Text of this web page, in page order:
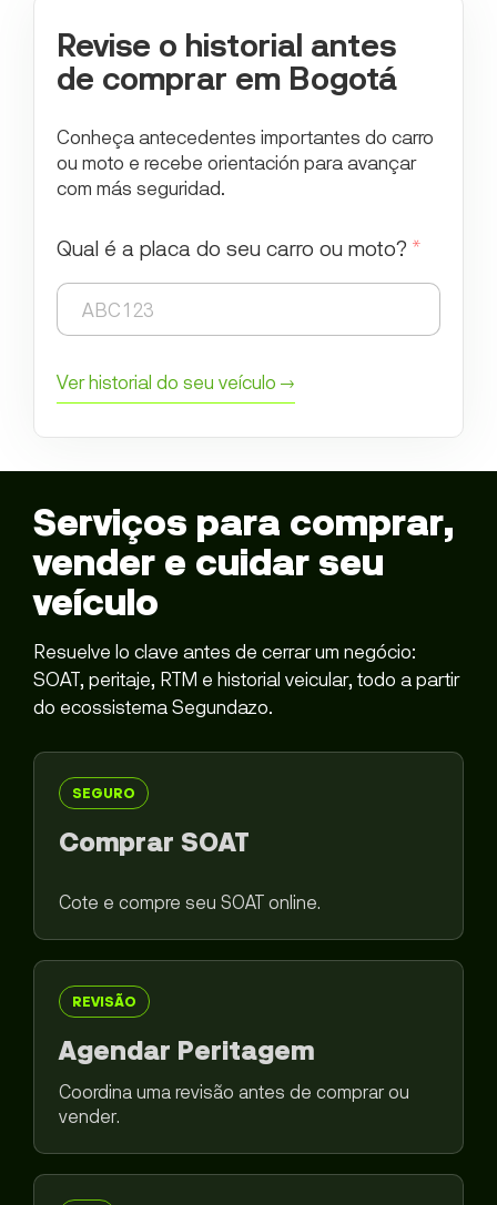
Revise o historial antes
de comprar em Bogotá
Conheça antecedentes importantes do carro
ou moto e recebe orientación para avançar
com más seguridad.
Qual é a placa do seu carro ou moto? *
Ver historial do seu veículo →
Serviços para comprar,
vender e cuidar seu
veículo
Resuelve lo clave antes de cerrar um negócio:
SOAT, peritaje, RTM e historial veicular, todo a partir
do ecossistema Segundazo.
SEGURO
Comprar SOAT
Cote e compre seu SOAT online.
REVISÃO
Agendar Peritagem
Coordina uma revisão antes de comprar ou
vender.